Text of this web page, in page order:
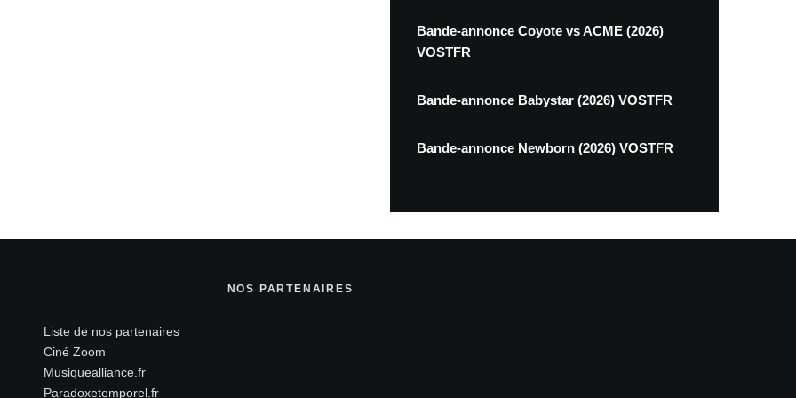
Bande-annonce Coyote vs ACME (2026)
VOSTFR
Bande-annonce Babystar (2026) VOSTFR
Bande-annonce Newborn (2026) VOSTFR
NOS PARTENAIRES
Liste de nos partenaires
Ciné Zoom
Musiquealliance.fr
Paradoxetemporel.fr